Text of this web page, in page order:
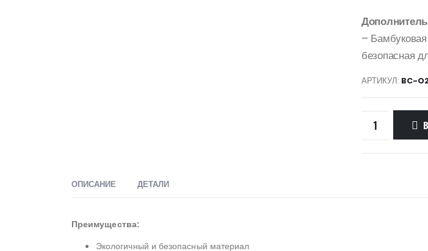
–
безопасная
АРТИКУЛ: BC-
ОПИСАНИЕ ДЕТАЛИ
Преимущества:
Экологичный и безопасный материал